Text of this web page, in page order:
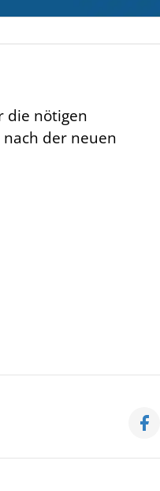
die nötigen
der neuen